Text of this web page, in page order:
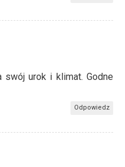
swój urok i klimat. Godne
Odpowiedz